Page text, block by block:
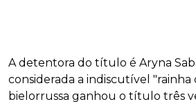
A detentora do título é Aryna
considerada a indiscutível "rainha
bielorrussa ganhou o título três